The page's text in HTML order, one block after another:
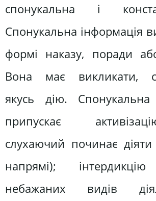
спонукальна і
Спонукальна інформація
формі наказу, поради
Вона має викликати,
якусь дію. Спонукальна
припускає
слухаючий починає
напрямі);
небажаних видів